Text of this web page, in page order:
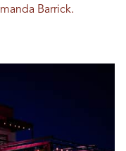
Barrick.